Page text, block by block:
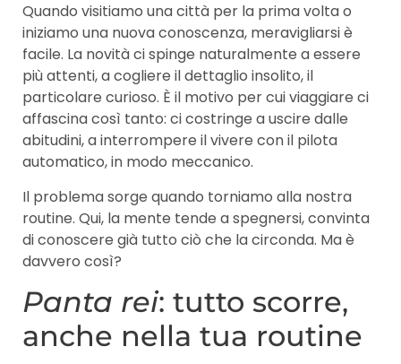
Quando visitiamo una città per la prima volta o
iniziamo una nuova conoscenza, meravigliarsi è
facile. La novità ci spinge naturalmente a essere
più attenti, a cogliere il dettaglio insolito, il
particolare curioso. È il motivo per cui viaggiare ci
affascina così tanto: ci costringe a uscire dalle
abitudini, a interrompere il vivere con il pilota
automatico, in modo meccanico.
Il problema sorge quando torniamo alla nostra
routine. Qui, la mente tende a spegnersi, convinta
di conoscere già tutto ciò che la circonda. Ma è
davvero così?
Panta rei: tutto scorre,
anche nella tua routine